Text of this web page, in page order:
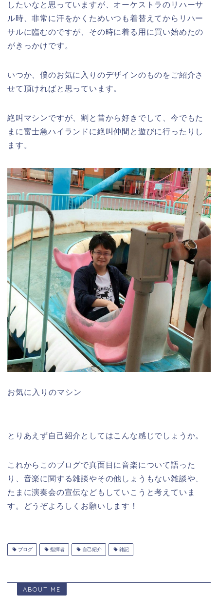
したいなと思っていますが、オーケストラのリハーサ
ル時、非常に汗をかくためいつも着替えてからリハー
サルに臨むのですが、その時に着る用に買い始めたの
がきっかけです。
いつか、僕のお気に入りのデザインのものをご紹介さ
せて頂ければと思っています。
絶叫マシンですが、割と昔から好きでして、今でもた
まに富士急ハイランドに絶叫仲間と遊びに行ったりし
ます。
お気に入りのマシン
とりあえず自己紹介としてはこんな感じでしょうか。
これからこのブログで真面目に音楽について語った
り、音楽に関する雑談やその他しょうもない雑談や、
たまに演奏会の宣伝などもしていこうと考えていま
す。どうぞよろしくお願いします！
ブログ 指揮者 自己紹介 雑記
ABOUT ME